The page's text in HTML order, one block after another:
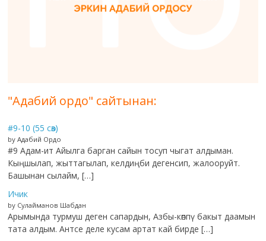
"Адабий ордо" сайтынан:
#9-10 (55 сөз)
by Адабий Ордо
#9 Адам-ит Айылга барган сайын тосуп чыгат алдыман.
Кыңшылап, жыттагылап, келдиңби дегенсип, жалооруйт.
Башынан сылайм, […]
Ичик
by Сулайманов Шабдан
Арымында турмуш деген сапардын, Азбы-көппү бакыт даамын
тата алдым. Антсе деле кусам артат кай бирде […]